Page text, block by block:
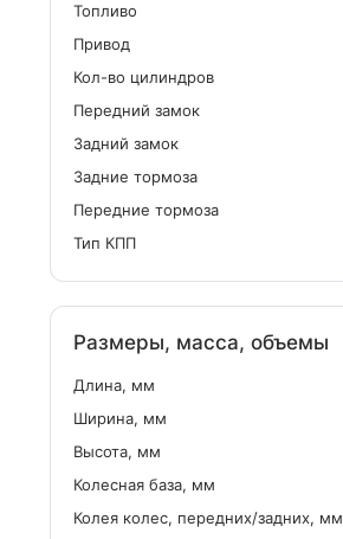
Топливо
Привод
Кол-во цилиндров
Передний замок
Задний замок
Задние тормоза
Передние тормоза
Тип КПП
Размеры, масса, объемы
Длина, мм
Ширина, мм
Высота, мм
Колесная база, мм
Колея колес, передних/задних, мм